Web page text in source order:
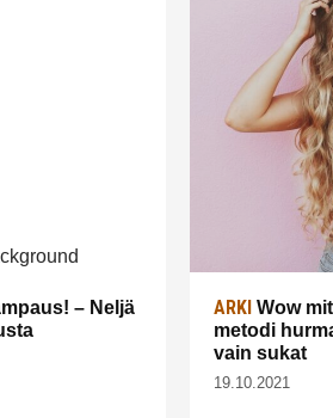
– Neljä
ARKI Wow
metodi
vain sukat
19.10.2021